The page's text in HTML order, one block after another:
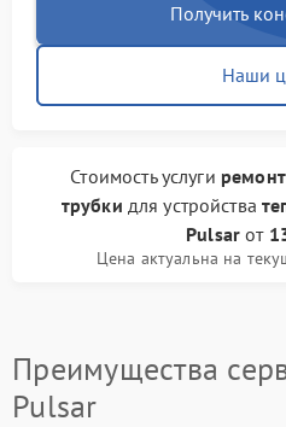
Получить
Наши
Стоимость услуги
трубки для устройства
Pulsarот
Цена актуальна на
Преимущества
Pulsar